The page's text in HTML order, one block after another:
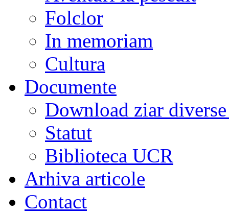
Folclor
In memoriam
Cultura
Documente
Download ziar
Statut
Biblioteca UCR
Arhiva articole
Contact